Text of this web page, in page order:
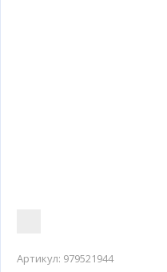
Артикул: 979521944